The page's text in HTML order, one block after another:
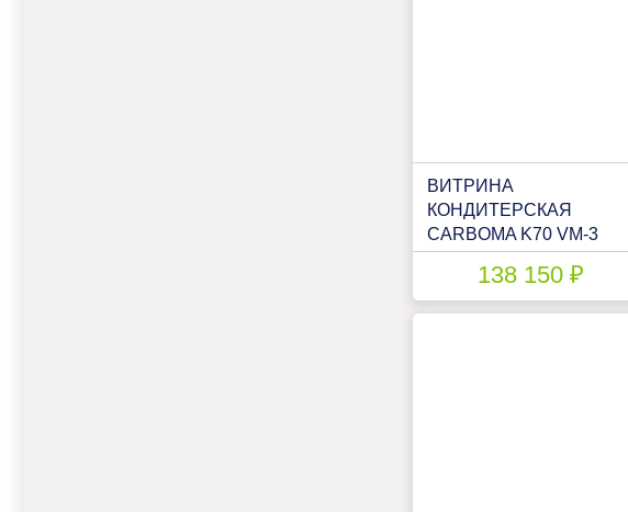
ВИТРИНА
КОНДИТЕРСКАЯ
CARBOMA K70 VM-3
ТЕХНО)(1802149P)
138 150 ₽